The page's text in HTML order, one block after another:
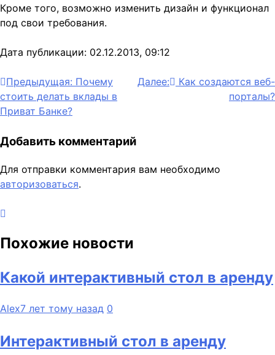
Кроме того, возможно изменить дизайн и функционал
под свои требования.
Дата публикации: 02.12.2013, 09:12
Навигация
по
Предыдущая: Почему
стоить делать вклады в
Приват Банке?
Далее:
Как создаются веб-
порталы?
Добавить комментарий
Для отправки комментария вам необходимо
авторизоваться.
Похожие новости
Какой интерактивный стол в аренду
Alex7 лет тому назад 0
Интерактивный стол в аренду